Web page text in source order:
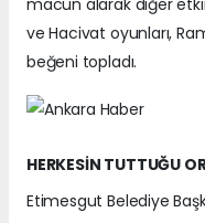
macun alarak diğer
ve Hacivat oyunları,
beğeni topladı.
HERKESİN TUTTUĞU
Etimesgut Belediye